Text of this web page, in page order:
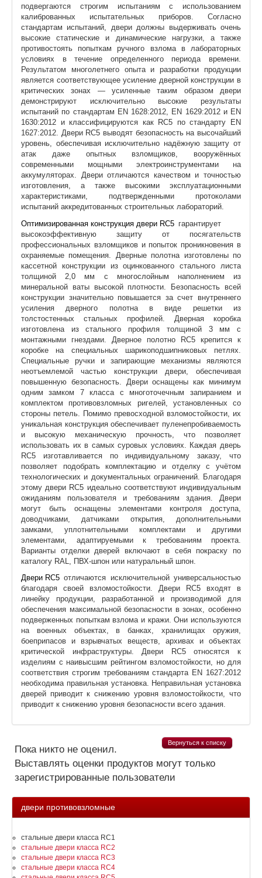
подвергаются строгим испытаниям с использованием
калиброванных испытательных приборов. Согласно
стандартам испытаний, двери должны выдерживать очень
высокие статические и динамические нагрузки, а также
противостоять попыткам ручного взлома в лабораторных
условиях в течение определенного периода времени.
Результатом многолетнего опыта и разработки продукции
является соответствующее усиление дверной конструкции в
критических зонах — усиленные таким образом двери
демонстрируют исключительно высокие результаты
испытаний по стандартам EN 1628:2012, EN 1629:2012 и EN
1630:2012 и классифицируются как RC5 по стандарту EN
1627:2012. Двери RC5 выводят безопасность на высочайший
уровень, обеспечивая исключительно надёжную защиту от
атак даже опытных взломщиков, вооружённых
современными мощными электроинструментами на
аккумуляторах. Двери отличаются качеством и точностью
изготовления, а также высокими эксплуатационными
характеристиками, подтвержденными протоколами
испытаний аккредитованных строительных лабораторий.
Оптимизированная конструкция двери RC5 гарантирует
высокоэффективную защиту от посягательств
профессиональных взломщиков и попыток проникновения в
охраняемые помещения. Дверные полотна изготовлены по
кассетной конструкции из оцинкованного стального листа
толщиной 2,0 мм с многослойным наполнением из
минеральной ваты высокой плотности. Безопасность всей
конструкции значительно повышается за счет внутреннего
усиления дверного полотна в виде решетки из
толстостенных стальных профилей. Дверная коробка
изготовлена ​​из стального профиля толщиной 3 мм с
монтажными гнездами. Дверное полотно RC5 крепится к
коробке на специальных шарикоподшипниковых петлях.
Специальные ручки и запирающие механизмы являются
неотъемлемой частью конструкции двери, обеспечивая
повышенную безопасность. Двери оснащены как минимум
одним замком 7 класса с многоточечным запиранием и
комплектом противовзломных ригелей, установленных со
стороны петель. Помимо превосходной взломостойкости, их
уникальная конструкция обеспечивает пуленепробиваемость
и высокую механическую прочность, что позволяет
использовать их в самых суровых условиях. Каждая дверь
RC5 изготавливается по индивидуальному заказу, что
позволяет подобрать комплектацию и отделку с учётом
технологических и документальных ограничений. Благодаря
этому двери RC5 идеально соответствуют индивидуальным
ожиданиям пользователя и требованиям здания. Двери
могут быть оснащены элементами контроля доступа,
доводчиками, датчиками открытия, дополнительными
замками, уплотнительными комплектами и другими
элементами, адаптируемыми к требованиям проекта.
Варианты отделки дверей включают в себя покраску по
каталогу RAL, ПВХ-шпон или натуральный шпон.
Двери RC5 отличаются исключительной универсальностью
благодаря своей взломостойкости. Двери RC5 входят в
линейку продукции, разработанной и производимой для
обеспечения максимальной безопасности в зонах, особенно
подверженных попыткам взлома и кражи. Они используются
на военных объектах, в банках, хранилищах оружия,
боеприпасов и взрывчатых веществ, архивах и объектах
критической инфраструктуры. Двери RC5 относятся к
изделиям с наивысшим рейтингом взломостойкости, но для
соответствия строгим требованиям стандарта EN 1627:2012
необходима правильная установка. Неправильная установка
дверей приводит к снижению уровня взломостойкости, что
приводит к снижению уровня безопасности всего здания.
Вернуться к списку
Пока никто не оценил.
Выставлять оценки продуктов могут только
зарегистрированные пользователи
двери противовзломные
стальные двери класса RC1
стальные двери класса RC2
стальные двери класса RC3
стальные двери класса RC4